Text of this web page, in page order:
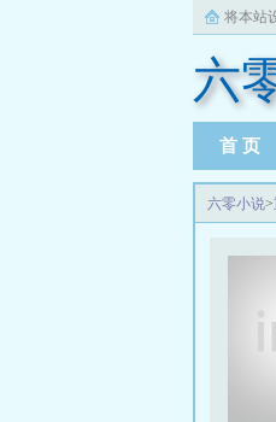
将本站
六
首 页
六零小说>